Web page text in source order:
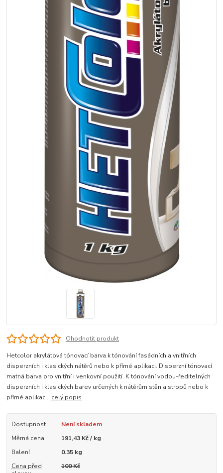
Ohodnotit produkt
Hetcolor akrylátová tónovací barva k tónování fasádních a vnitřních
disperzních i klasických nátěrů nebo k přímé aplikaci. Disperzní tónovací
matná barva pro vnitřní i venkovní použití. K tónování vodou-ředitelných
disperzních i klasických barev určených k nátěrům stěn a stropů nebo k
přímé aplikac... celý popis
Dostupnost
Není skladem
Měrná cena
191,43 Kč / kg
Balení
0.35 kg
Cena před
100 Kč